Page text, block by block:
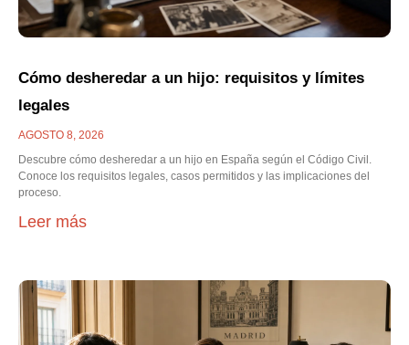
Cómo desheredar a un hijo: requisitos y límites
legales
AGOSTO 8, 2026
Descubre cómo desheredar a un hijo en España según el Código Civil.
Conoce los requisitos legales, casos permitidos y las implicaciones del
proceso.
Leer más